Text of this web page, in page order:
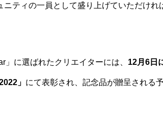
ニティの一員として盛り上げていただけれ
」に選ばれたクリエイターには、 12月6日
」 にて表彰され、記念品が贈呈される予